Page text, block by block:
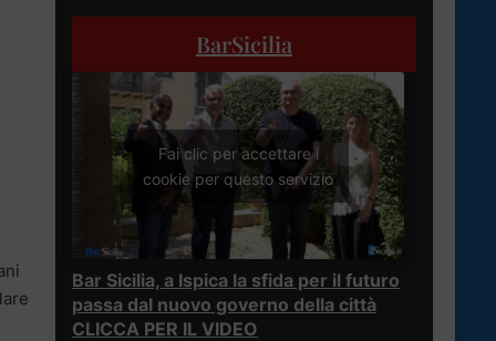
BarSicilia
Fai clic per accettare i
cookie per questo servizio
Bar Sicilia, a Ispica la sfida per il futuro
passa dal nuovo governo della città
CLICCA PER IL VIDEO